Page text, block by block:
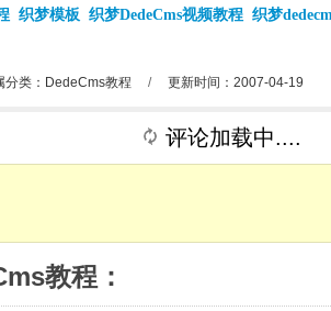
织梦模板 织梦DedeCms视频教程 织梦
分类： DedeCms教程 / 更新时间：2007-04-19
评论加载中....
教程 ：